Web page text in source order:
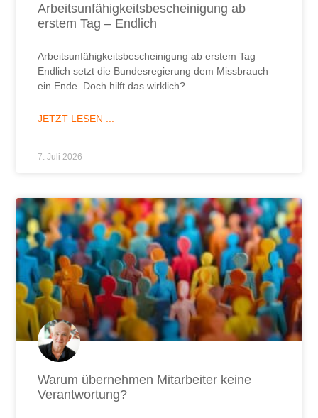
Arbeitsunfähigkeitsbescheinigung ab
erstem Tag – Endlich
Arbeitsunfähigkeitsbescheinigung ab erstem Tag –
Endlich setzt die Bundesregierung dem Missbrauch
ein Ende. Doch hilft das wirklich?
JETZT LESEN ...
7. Juli 2026
Warum übernehmen Mitarbeiter keine
Verantwortung?